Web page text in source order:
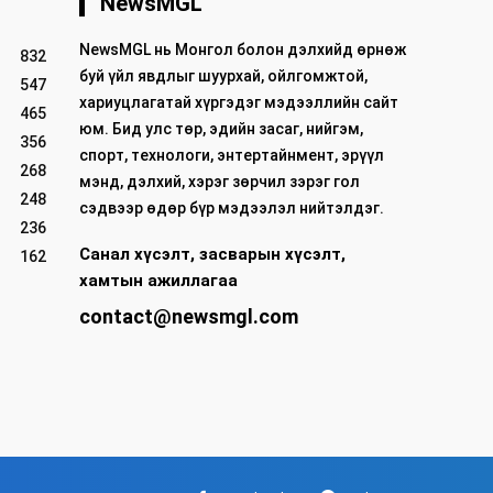
832
547
465
356
268
248
236
162
NewsMGL нь Монгол болон дэлхийд өрнөж
буй үйл явдлыг шуурхай, ойлгомжтой,
хариуцлагатай хүргэдэг мэдээллийн сайт
юм. Бид улс төр, эдийн засаг, нийгэм,
спорт, технологи, энтертайнмент, эрүүл
мэнд, дэлхий, хэрэг зөрчил зэрэг гол
сэдвээр өдөр бүр мэдээлэл нийтэлдэг.
Санал хүсэлт, засварын хүсэлт,
хамтын ажиллагаа
contact@newsmgl.com